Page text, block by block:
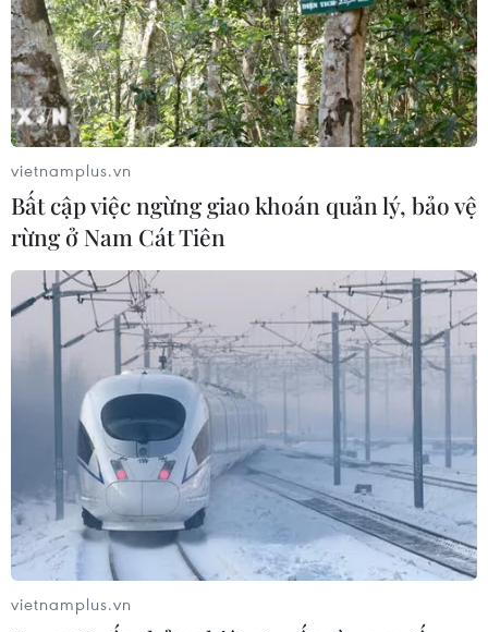
vietnamplus.vn
Bất cập việc ngừng giao khoán quản lý, bảo vệ
rừng ở Nam Cát Tiên
vietnamplus.vn